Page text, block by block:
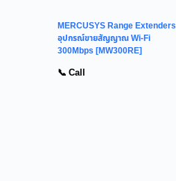
MERCUSYS Range Extenders
อุปกรณ์ขายสัญญาณ Wi-Fi
300Mbps [MW300RE]
📞 Call